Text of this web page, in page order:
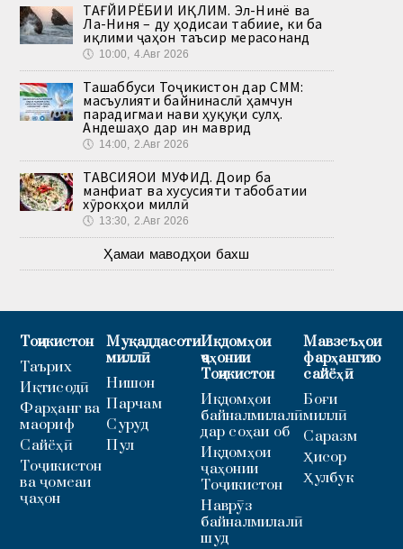
ТАҒЙИРЁБИИ ИҚЛИМ. Эл-Нинё ва
Ла-Ниня – ду ҳодисаи табиие, ки ба
иқлими ҷаҳон таъсир мерасонанд
🕔 10:00, 4.Авг 2026
Ташаббуси Тоҷикистон дар СММ:
масъулияти байнинаслӣ ҳамчун
парадигмаи нави ҳуқуқи сулҳ.
Андешаҳо дар ин маврид
🕔 14:00, 2.Авг 2026
ТАВСИЯҲОИ МУФИД. Доир ба
манфиат ва хусусияти табобатии
хӯрокҳои миллӣ
🕔 13:30, 2.Авг 2026
Ҳамаи маводҳои бахш
Тоҷикистон
Таърих
Иқтисодӣ
Фарҳанг ва
маориф
Сайёҳӣ
Тоҷикистон
ва ҷомеаи
ҷаҳон
Муқаддасоти
миллӣ
Нишон
Парчам
Суруд
Пул
Иқдомҳои
ҷаҳонии
Тоҷикистон
Иқдомҳои
байналмилалӣ
дар соҳаи об
Иқдомҳои
ҷаҳонии
Тоҷикистон
Наврӯз
байналмилалӣ
шуд
Мавзеъҳои
фарҳангию
сайёҳӣ
Боғи
миллӣ
Саразм
Ҳисор
Ҳулбук